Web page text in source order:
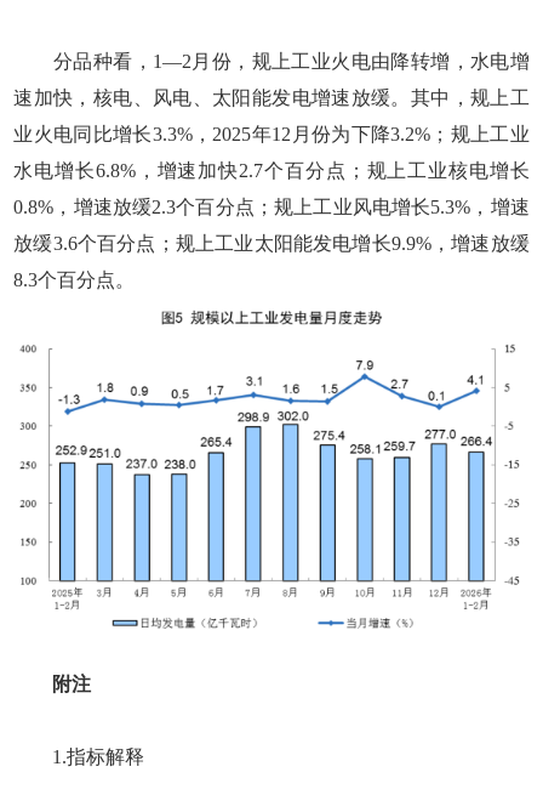
分品种看，1—2月份，规上工业火电由降转增，水电增
速加快，核电、风电、太阳能发电增速放缓。其中，规上工
业火电同比增长3.3%，2025年12月份为下降3.2%；规上工业
水电增长6.8%，增速加快2.7个百分点；规上工业核电增长
0.8%，增速放缓2.3个百分点；规上工业风电增长5.3%，增速
放缓3.6个百分点；规上工业太阳能发电增长9.9%，增速放缓
8.3个百分点。
附注
1.指标解释